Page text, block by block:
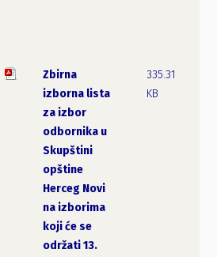
Zbirna
izborna lista
za izbor
odbornika u
Skupštini
opštine
Herceg Novi
na izborima
koji će se
održati 13.
335.31
KB